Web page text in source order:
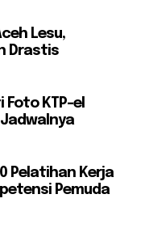
Lesu,
Drastis
KTP-el
Pelatihan Kerja
Pemuda